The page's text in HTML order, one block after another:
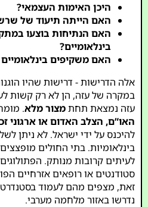
היכן האימות העצמאי?
האם הייתה תיעוד של
האם הנתיחות בוצעו
בינלאומיים?
האם משקיפים
אלה הדרישות - דרישות שהיו
במקרה של עזה, הן לא רק קשות
עזה נמצאת תחתמצור מלא.
האו”ם, הצלב האדום או ארגוני
להיכנס על ידי ישראל. לא ניתן
בינלאומיות. בתי החולים
לעיתים קרובות מנותק.
סטודנטים או רופאים אזרחיים
זאת, מצפים מהם לעמוד
נדרשו באזור מלחמה מערבי.